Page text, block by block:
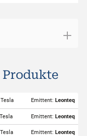
US88160R1014
Tesla
Produkte
Emittent: Leonteq
Emittent: Leonteq
Emittent: Leonteq